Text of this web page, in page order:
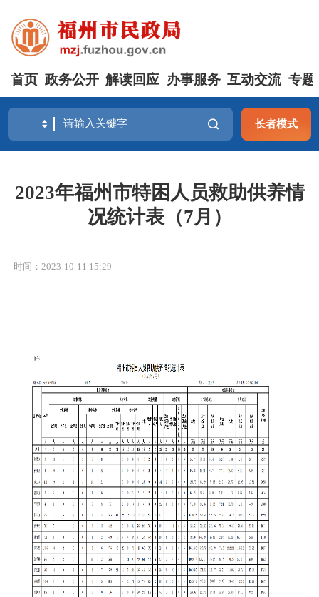
首页 政务公开 解读回应 办事服务 互动交流 专题
长者模式
2023年福州市特困人员救助供养情
况统计表（7月）
时间：2023-10-11 15:29